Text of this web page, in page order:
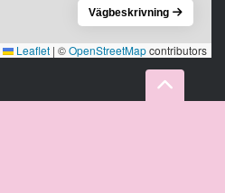
Leaflet | ©OpenStreetMapcontributors
Vägbeskrivning